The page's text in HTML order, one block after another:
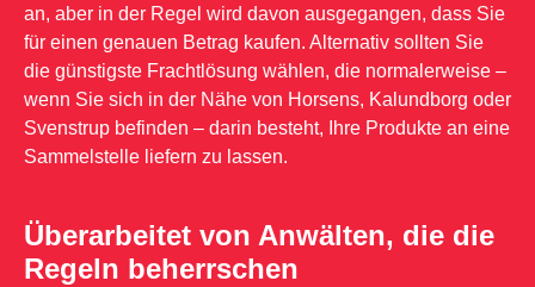
an, aber in der Regel wird davon ausgegangen, dass Sie
für einen genauen Betrag kaufen. Alternativ sollten Sie
die günstigste Frachtlösung wählen, die normalerweise –
wenn Sie sich in der Nähe von Horsens, Kalundborg oder
Svenstrup befinden – darin besteht, Ihre Produkte an eine
Sammelstelle liefern zu lassen.
Überarbeitet von Anwälten, die die
Regeln beherrschen